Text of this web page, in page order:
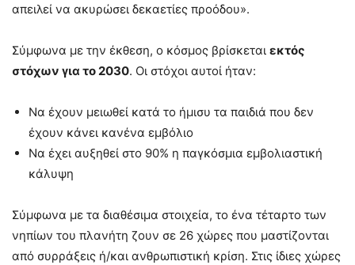
απειλεί να ακυρώσει δεκαετίες προόδου».
Σύμφωνα με την έκθεση, ο κόσμος βρίσκεται εκτός
στόχων για το 2030. Οι στόχοι αυτοί ήταν:
Να έχουν μειωθεί κατά το ήμισυ τα παιδιά που δεν
έχουν κάνει κανένα εμβόλιο
Να έχει αυξηθεί στο 90% η παγκόσμια εμβολιαστική
κάλυψη
Σύμφωνα με τα διαθέσιμα στοιχεία, το ένα τέταρτο των
νηπίων του πλανήτη ζουν σε 26 χώρες που μαστίζονται
από συρράξεις ή/και ανθρωπιστική κρίση. Στις ίδιες χώρες